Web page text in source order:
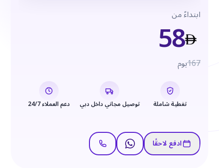
ابتداءً من58167يوم
تغطية شاملة توصيل مجاني داخل دبي دعم العملاء 24/7
ادفع لاحقًا